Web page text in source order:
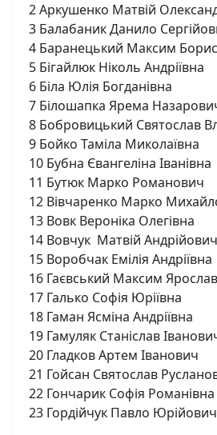
2 Аркушенко Матвій
3 Балабаник Данило
4 Баранецький Максим
5 Бігайлюк Ніколь Андріївна
6 Біла Юлія Богданівна
7 Білошапка Ярема
8 Бобровицький Святослав
9 Бойко Таміла Миколаївна
10 Бубна Євангеліна Іванівна
11 Бутюк Марко Романович
12 Вівчаренко Марко
13 Вовк Вероніка Олегівна
14 Вовчук Матвій Андрійович
15 Воробчак Емілія Андріївна
16 Гаєвський Максим
17 Галько Софія Юріївна
18 Гаман Ясміна Андріївна
19 Гамуляк Станіслав
20 Гладков Артем Іванович
21 Гойсан Святослав
22 Гончарик Софія Романівна
23 Гордійчук Павло Юрійович